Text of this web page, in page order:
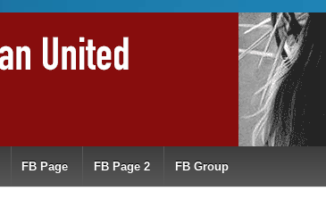
FB Page FB Page 2 FB Group